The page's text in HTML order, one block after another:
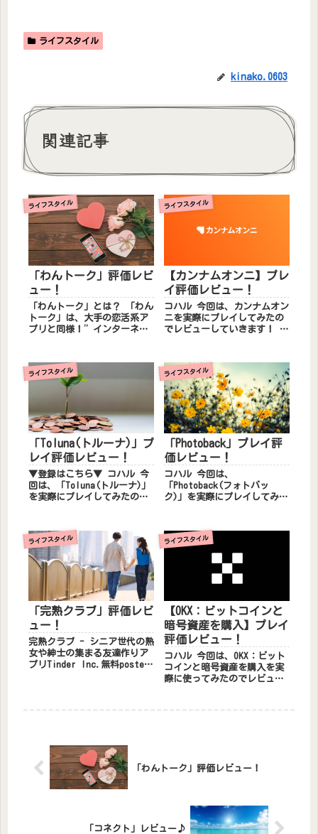
ライフスタイル
kinako.0603
関連記事
ライフスタイル
「わんトーク」評価レビ
ュー！
「わんトーク」とは？ 「わん
トーク」は、大手の恋活系ア
プリと同様！”インターネッ
てご利用いただけます！ 「わ
んトーク」のおすすめポイン
ト！ 「わんトーク...
ライフスタイル
【カンナムオンニ】プレ
イ評価レビュー！
コハル 今回は、カンナムオン
ニを実際にプレイしてみたの
でレビューしていきます！ カ
グペーパーが運営する美容整
形大国・韓国発の美容医療の
情報検索・予約アプリ！韓国
美...
ライフスタイル
「Toluna(トルーナ)」プ
レイ評価レビュー！
▼登録はこちら▼ コハル 今
回は、「Toluna(トルーナ)」
を実際にプレイしてみたので
フランスで誕生したトルーナ
（Toluna）です...
ライフスタイル
「Photoback」プレイ評
価レビュー！
コハル 今回は、
「Photoback(フォトバッ
ク)」を実際にプレイしてみた
ク)」とは？ Photobackは、
手軽に自分だけのオリジナル
フォトブックを作る...
ライフスタイル
「完熟クラブ」評価レビ
ュー！
完熟クラブ - シニア世代の熟
女や紳士の集まる友達作りア
プリTinder Inc.無料posted
ライフスタイル
【OKX：ビットコインと
暗号資産を購入】プレイ
評価レビュー！
コハル 今回は、OKX：ビット
コインと暗号資産を購入を実
際に使ってみたのでレビュー
「わんトーク」評価レビュー！
「コネクト」レビュー♪